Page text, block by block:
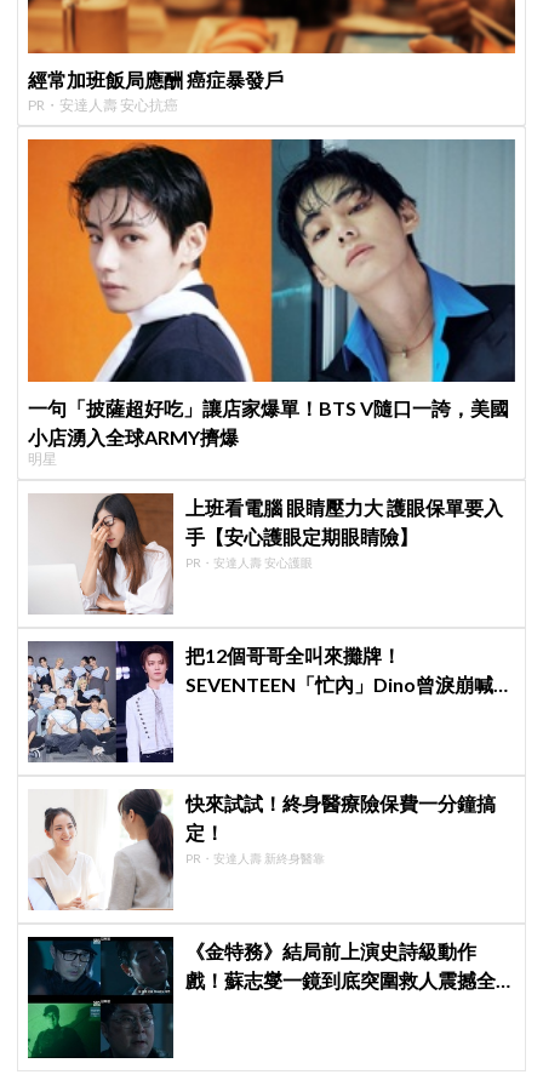
經常加班飯局應酬 癌症暴發戶
PR・安達人壽 安心抗癌
一句「披薩超好吃」讓店家爆單！BTS V隨口一誇，美國
小店湧入全球ARMY擠爆
明星
上班看電腦 眼睛壓力大 護眼保單要入
手【安心護眼定期眼睛險】
PR・安達人壽 安心護眼
把12個哥哥全叫來攤牌！
SEVENTEEN「忙內」Dino曾淚崩喊
快來試試！終身醫療險保費一分鐘搞
定！
PR・安達人壽 新終身醫靠
《金特務》結局前上演史詩級動作
戲！蘇志燮一鏡到底突圍救人震撼全